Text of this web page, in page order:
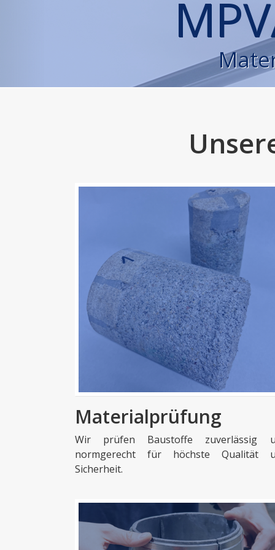
Materialprüfung
Wir prüfen Baustoffe zuverlässig
normgerecht für höchste Qualität
Sicherheit.